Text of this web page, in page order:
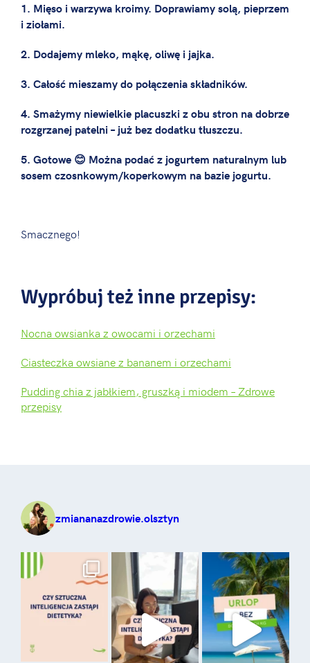
1. Mięso i warzywa kroimy. Doprawiamy solą, pieprzem
i ziołami.
2. Dodajemy mleko, mąkę, oliwę i jajka.
3. Całość mieszamy do połączenia składników.
4. Smażymy niewielkie placuszki z obu stron na dobrze
rozgrzanej patelni – już bez dodatku tłuszczu.
5. Gotowe 😊 Można podać z jogurtem naturalnym lub
sosem czosnkowym/koperkowym na bazie jogurtu.
Smacznego!
Wypróbuj też inne przepisy:
Nocna owsianka z owocami i orzechami
Ciasteczka owsiane z bananem i orzechami
Pudding chia z jabłkiem, gruszką i miodem – Zdrowe
przepisy
zmiananazdrowie.olsztyn